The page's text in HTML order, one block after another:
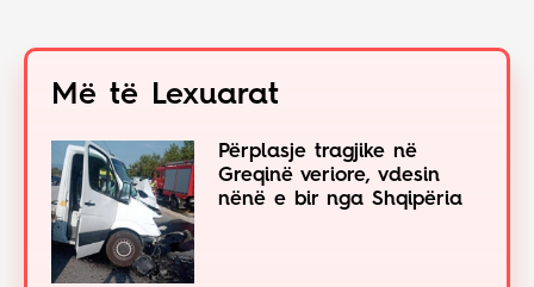
Më të Lexuarat
Përplasje tragjike në
Greqinë veriore, vdesin
nënë e bir nga Shqipëria